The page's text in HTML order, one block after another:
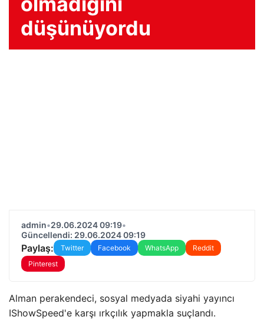
düşünüyordu
admin•29.06.2024 09:19•
Güncellendi: 29.06.2024 09:19
Paylaş: Twitter Facebook WhatsApp
Reddit
Pinterest
Alman perakendeci, sosyal medyada siyahi yayıncı
IShowSpeed'e karşı ırkçılık yapmakla suçlandı.